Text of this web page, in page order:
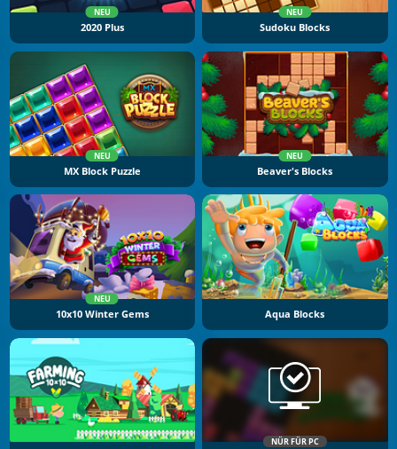
NEU
2020 Plus
NEU
Sudoku Blocks
NEU
MX Block Puzzle
NEU
Beaver's Blocks
NEU
10x10 Winter Gems Aqua Blocks
NÜR FÜR PC